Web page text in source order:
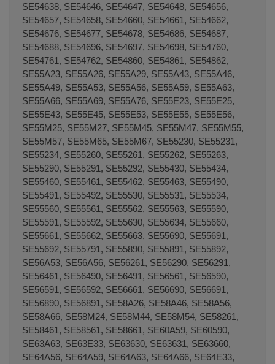
SE54638, SE54646, SE54647, SE54648, SE54656,
SE54657, SE54658, SE54660, SE54661, SE54662,
SE54676, SE54677, SE54678, SE54686, SE54687,
SE54688, SE54696, SE54697, SE54698, SE54760,
SE54761, SE54762, SE54860, SE54861, SE54862,
SE55A23, SE55A26, SE55A29, SE55A43, SE55A46,
SE55A49, SE55A53, SE55A56, SE55A59, SE55A63,
SE55A66, SE55A69, SE55A76, SE55E23, SE55E25,
SE55E43, SE55E45, SE55E53, SE55E55, SE55E56,
SE55M25, SE55M27, SE55M45, SE55M47, SE55M55,
SE55M57, SE55M65, SE55M67, SE55230, SE55231,
SE55234, SE55260, SE55261, SE55262, SE55263,
SE55290, SE55291, SE55292, SE55430, SE55434,
SE55460, SE55461, SE55462, SE55463, SE55490,
SE55491, SE55492, SE55530, SE55531, SE55534,
SE55560, SE55561, SE55562, SE55563, SE55590,
SE55591, SE55592, SE55630, SE55634, SE55660,
SE55661, SE55662, SE55663, SE55690, SE55691,
SE55692, SE55791, SE55890, SE55891, SE55892,
SE56A53, SE56A56, SE56261, SE56290, SE56291,
SE56461, SE56490, SE56491, SE56561, SE56590,
SE56591, SE56592, SE56661, SE56690, SE56691,
SE56890, SE56891, SE58A26, SE58A46, SE58A56,
SE58A66, SE58M24, SE58M44, SE58M54, SE58261,
SE58461, SE58561, SE58661, SE60A59, SE60590,
SE63A63, SE63E33, SE63630, SE63631, SE63660,
SE64A56, SE64A59, SE64A63, SE64A66, SE64E33,